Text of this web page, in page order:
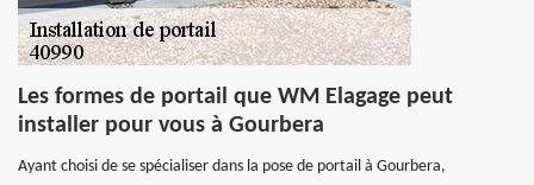
Les formes de portail que WM Elagage peut
installer pour vous à Gourbera
Ayant choisi de se spécialiser dans la pose de portail à Gourbera,